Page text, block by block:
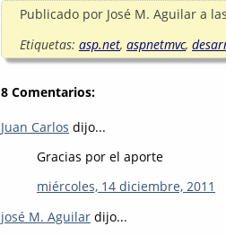
Publicado por José M. Aguilar a
Etiquetas: asp.net, aspnetmvc,
8 Comentarios:
Juan Carlos dijo...
Gracias por el aporte
miércoles, 14 diciembre, 2011
josé M. Aguilar dijo...